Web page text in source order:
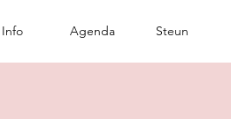
Info Agenda Steun